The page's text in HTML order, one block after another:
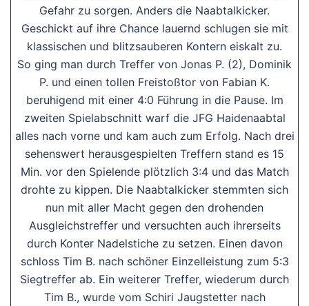
Gefahr zu sorgen. Anders die Naabtalkicker.
Geschickt auf ihre Chance lauernd schlugen sie mit
klassischen und blitzsauberen Kontern eiskalt zu.
So ging man durch Treffer von Jonas P. (2), Dominik
P. und einen tollen Freistoßtor von Fabian K.
beruhigend mit einer 4:0 Führung in die Pause. Im
zweiten Spielabschnitt warf die JFG Haidenaabtal
alles nach vorne und kam auch zum Erfolg. Nach drei
sehenswert herausgespielten Treffern stand es 15
Min. vor den Spielende plötzlich 3:4 und das Match
drohte zu kippen. Die Naabtalkicker stemmten sich
nun mit aller Macht gegen den drohenden
Ausgleichstreffer und versuchten auch ihrerseits
durch Konter Nadelstiche zu setzen. Einen davon
schloss Tim B. nach schöner Einzelleistung zum 5:3
Siegtreffer ab. Ein weiterer Treffer, wiederum durch
Tim B., wurde vom Schiri Jaugstetter nach